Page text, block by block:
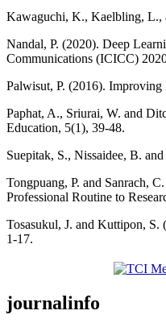
Kawaguchi, K., Kaelbling, L.,
Nandal, P. (2020). Deep
Communications (ICICC)
Palwisut, P. (2016).
Paphat, A., Sriurai, W. and
Education, 5(1), 39-48.
Suepitak, S., Nissaidee, B.
Tongpuang, P. and Sanrach,
Professional Routine to
Tosasukul, J. and Kuttipon,
1-17.
journalinfo